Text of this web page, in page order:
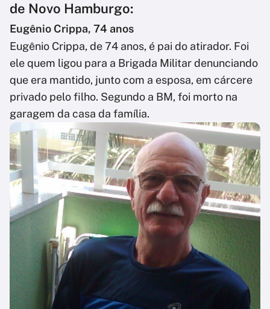
de Novo Hamburgo:
Eugênio Crippa, 74 anos
Eugênio Crippa, de 74 anos, é pai do atirador. Foi
ele quem ligou para a Brigada Militar denunciando
que era mantido, junto com a esposa, em cárcere
privado pelo filho. Segundo a BM, foi morto na
garagem da casa da família.